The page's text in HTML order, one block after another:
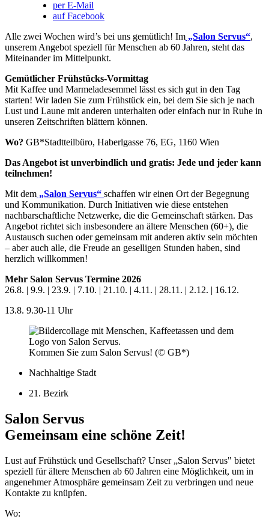
per E-Mail
auf Facebook
Alle zwei Wochen wird’s bei uns gemütlich! Im „Salon Servus“,
unserem Angebot speziell für Menschen ab 60 Jahren, steht das
Miteinander im Mittelpunkt.
Gemütlicher Frühstücks-Vormittag
Mit Kaffee und Marmeladesemmel lässt es sich gut in den Tag
starten! Wir laden Sie zum Frühstück ein, bei dem Sie sich je nach
Lust und Laune mit anderen unterhalten oder einfach nur in Ruhe in
unseren Zeitschriften blättern können.
Wo? GB*Stadtteilbüro, Haberlgasse 76, EG, 1160 Wien
Das Angebot ist unverbindlich und gratis: Jede und jeder kann
teilnehmen!
Mit dem „Salon Servus“ schaffen wir einen Ort der Begegnung
und Kommunikation. Durch Initiativen wie diese entstehen
nachbarschaftliche Netzwerke, die die Gemeinschaft stärken. Das
Angebot richtet sich insbesondere an ältere Menschen (60+), die
Austausch suchen oder gemeinsam mit anderen aktiv sein möchten
– aber auch alle, die Freude an geselligen Stunden haben, sind
herzlich willkommen!
Mehr Salon Servus Termine 2026
26.8. | 9.9. | 23.9. | 7.10. | 21.10. | 4.11. | 28.11. | 2.12. | 16.12.
13.8. 9.30-11 Uhr
Kommen Sie zum Salon Servus! (© GB*)
Nachhaltige Stadt
21. Bezirk
Salon Servus
Gemeinsam eine schöne Zeit!
Lust auf Frühstück und Gesellschaft? Unser „Salon Servus" bietet
speziell für ältere Menschen ab 60 Jahren eine Möglichkeit, um in
angenehmer Atmosphäre gemeinsam Zeit zu verbringen und neue
Kontakte zu knüpfen.
Wo: